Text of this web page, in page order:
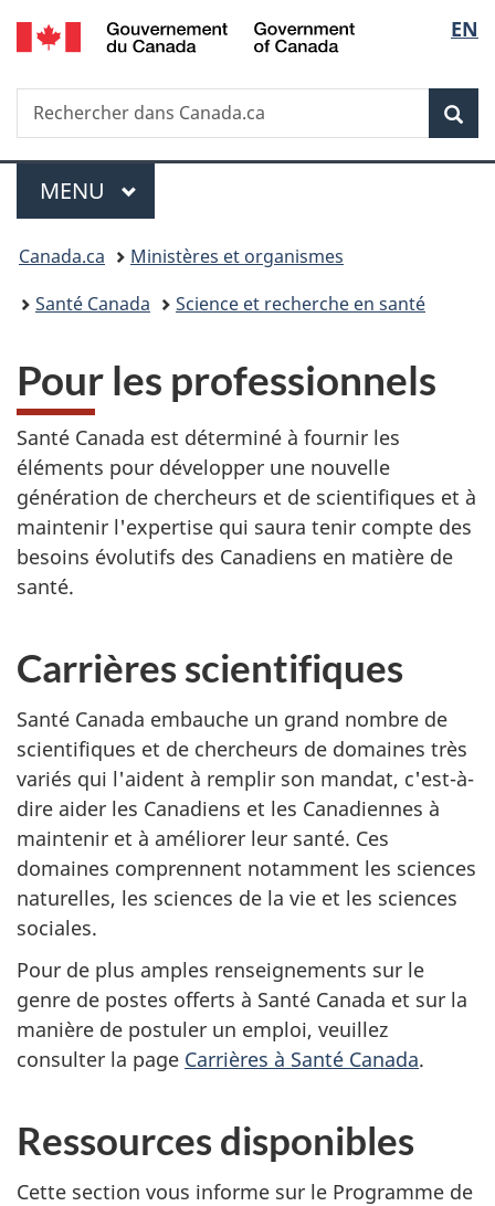
Passer
au
principal
Passer
à
Au
du
Passer
au
de
section
Passer
à
version
simplifiée
de
la
EN
Recherche
Rechercher
dans
Menu
MENU PRINCIPAL
Vous
êtes
Canada.ca
Ministères et organismes
Santé Canada
Science et recherche en santé
Pour les professionnels
Santé Canada est déterminé à fournir les
éléments pour développer une nouvelle
génération de chercheurs et de scientifiques et à
maintenir l'expertise qui saura tenir compte des
besoins évolutifs des Canadiens en matière de
santé.
Carrières scientifiques
Santé Canada embauche un grand nombre de
scientifiques et de chercheurs de domaines très
variés qui l'aident à remplir son mandat, c'est-à-
dire aider les Canadiens et les Canadiennes à
maintenir et à améliorer leur santé. Ces
domaines comprennent notamment les sciences
naturelles, les sciences de la vie et les sciences
sociales.
Pour de plus amples renseignements sur le
genre de postes offerts à Santé Canada et sur la
manière de postuler un emploi, veuillez
consulter la page Carrières à Santé Canada.
Ressources disponibles
Cette section vous informe sur le Programme de